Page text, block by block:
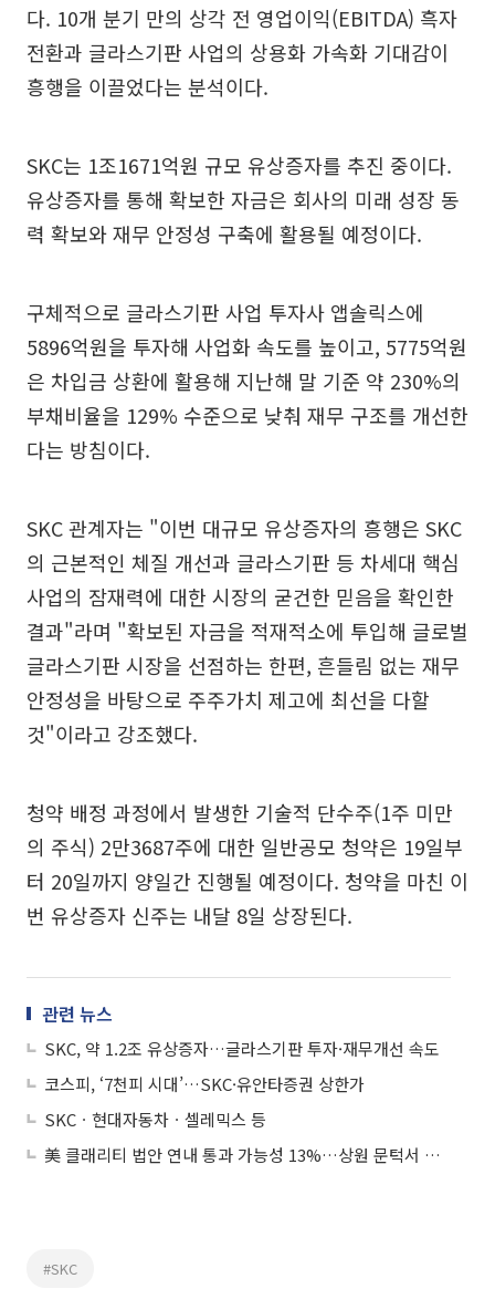
다. 10개 분기 만의 상각 전 영업이익(EBITDA) 흑자
전환과 글라스기판 사업의 상용화 가속화 기대감이
흥행을 이끌었다는 분석이다.
SKC는 1조1671억원 규모 유상증자를 추진 중이다.
유상증자를 통해 확보한 자금은 회사의 미래 성장 동
력 확보와 재무 안정성 구축에 활용될 예정이다.
구체적으로 글라스기판 사업 투자사 앱솔릭스에
5896억원을 투자해 사업화 속도를 높이고, 5775억원
은 차입금 상환에 활용해 지난해 말 기준 약 230%의
부채비율을 129% 수준으로 낮춰 재무 구조를 개선한
다는 방침이다.
SKC 관계자는 "이번 대규모 유상증자의 흥행은 SKC
의 근본적인 체질 개선과 글라스기판 등 차세대 핵심
사업의 잠재력에 대한 시장의 굳건한 믿음을 확인한
결과"라며 "확보된 자금을 적재적소에 투입해 글로벌
글라스기판 시장을 선점하는 한편, 흔들림 없는 재무
안정성을 바탕으로 주주가치 제고에 최선을 다할
것"이라고 강조했다.
청약 배정 과정에서 발생한 기술적 단수주(1주 미만
의 주식) 2만3687주에 대한 일반공모 청약은 19일부
터 20일까지 양일간 진행될 예정이다. 청약을 마친 이
번 유상증자 신주는 내달 8일 상장된다.
관련 뉴스
SKC, 약 1.2조 유상증자…글라스기판 투자·재무개선 속도
코스피, ‘7천피 시대’…SKC·유안타증권 상한가
SKCㆍ현대자동차ㆍ셀레믹스 등
美 클래리티 법안 연내 통과 가능성 13%…상원 문턱서 제동
#SKC